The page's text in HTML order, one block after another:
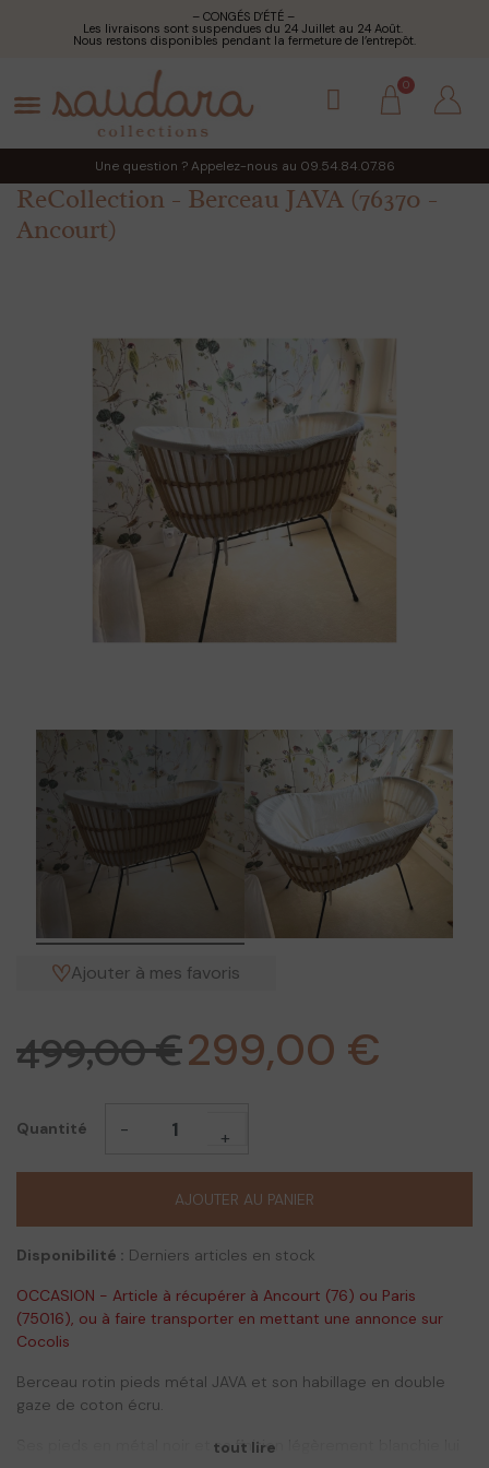
– CONGÉS D’ÉTÉ –
Les livraisons sont suspendues du 24 Juillet au 24 Août.
Nous restons disponibles pendant la fermeture de l’entrepôt.
Une question ? Appelez-nous au 09.54.84.07.86
ReCollection - Berceau JAVA (76370 -
Ancourt)
Ajouter à mes favoris
499,00 €299,00 €
Quantité - +
AJOUTER AU PANIER
Disponibilité : Derniers articles en stock
OCCASION - Article à récupérer à Ancourt (76) ou Paris
(75016), ou à faire transporter en mettant une annonce sur
Cocolis
Berceau rotin pieds métal JAVA et son habillage en double
gaze de coton écru.
Ses pieds en métal noir et sa finition légèrement blanchie lui
tout lire